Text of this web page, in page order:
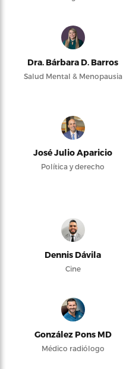
Dra. Bárbara D. Barros
Salud Mental & Menopausia
José Julio Aparicio
Política y derecho
Dennis Dávila
Cine
González Pons MD
Médico radiólogo